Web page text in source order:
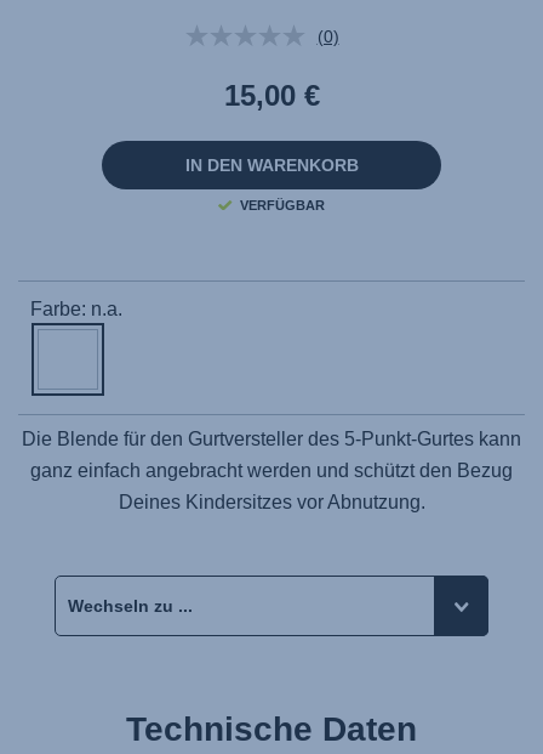
Kein
Link
auf
Seite.
(0)
15,00 €
IN DEN WARENKORB
VERFÜGBAR
Farbe: n.a.
Die Blende für den Gurtversteller des 5-Punkt-Gurtes kann
ganz einfach angebracht werden und schützt den Bezug
Deines Kindersitzes vor Abnutzung.
Technische Daten